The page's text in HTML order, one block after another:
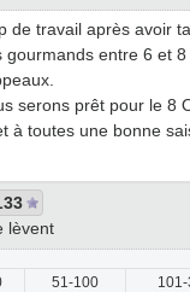
de travail après avoir
gourmands entre 6 et
serons prêt pour le 8
à toutes une bonne
lèvent
51-100